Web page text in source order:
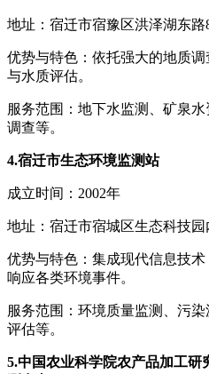
地址：宿迁市宿豫区洪泽湖东路
优势与特色：依托强大的地质
与水质评估。
服务范围：地下水监测、矿泉
调查等。
4.宿迁市生态环境监测站
成立时间：2002年
地址：宿迁市宿城区生态科技园
优势与特色：集成现代信息技
响应各类环境事件。
服务范围：环境质量监测、污
评估等。
5.中国农业科学院农产品加工